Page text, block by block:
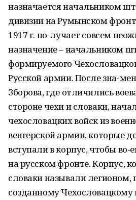
назначается начальником
дивизии на Румынском
1917 г. по-лучает совсем
назначение – начальником
формируемого
Русской армии. После зна-
Зборова, где отличились
стороне чехи и словаки,
чехословацких войск из
венгерской армии, которые
вступали в корпус, чтобы во-
на русском фронте. Корпус,
словаки называли легионом,
созданному